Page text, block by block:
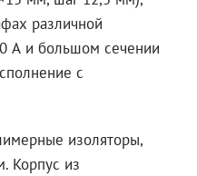
различной
А и большом сечении
с
изоляторы,
Корпус из